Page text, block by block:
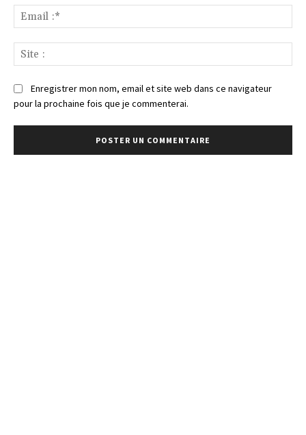
:*
:
Enregistrer mon nom, email et site web dans ce navigateur
pour la prochaine fois que je commenterai.